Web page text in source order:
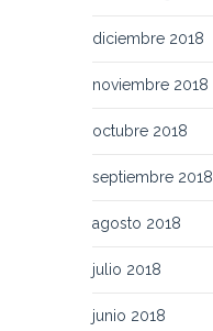
diciembre 2018
noviembre 2018
octubre 2018
septiembre 2018
agosto 2018
julio 2018
junio 2018